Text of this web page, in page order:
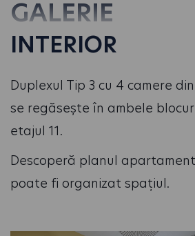
GALERIE
INTERIOR
Duplexul Tip 3 cu 4 camere
se regăsește în ambele
etajul 11.
Descoperă planul
poate fi organizat spațiul.